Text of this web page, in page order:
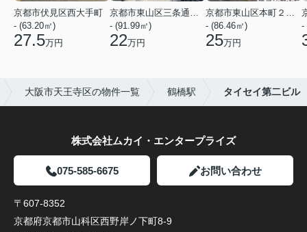
京都市伏見区西大手町
- (63.20㎡)
27.5万円
- (91.99㎡)
22万円
- (86.46㎡)
25万円
-
大阪市天王寺区の物件一覧 鶴橋駅 タイセイ第二ビル
株式会社ムカイ・エンタープライズ
075-585-6675 お問い合わせ
〒607-8352
京都府京都市山科区西野岸ノ下町8-9